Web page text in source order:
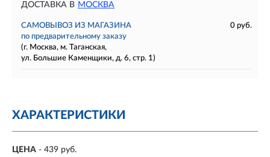
ДОСТАВКА В МОСКВА
САМОВЫВОЗ ИЗ МАГАЗИНА
0 руб.
по предварительному заказу
(г. Москва, м. Таганская,
ул. Большие Каменщики, д. 6, стр. 1)
ХАРАКТЕРИСТИКИ
ЦЕНА - 439 руб.